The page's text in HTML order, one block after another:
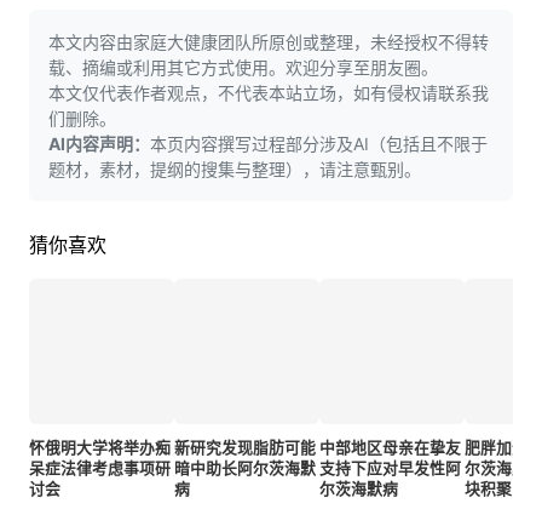
本文内容由家庭大健康团队所原创或整理，未经授权不得转
载、摘编或利用其它方式使用。欢迎分享至朋友圈。
本文仅代表作者观点，不代表本站立场，如有侵权请联系我
们删除。
AI内容声明： 本页内容撰写过程部分涉及AI（包括且不限于
题材，素材，提纲的搜集与整理），请注意甄别。
猜你喜欢
怀俄明大学将举办痴
呆症法律考虑事项研
讨会
新研究发现脂肪可能
暗中助长阿尔茨海默
病
中部地区母亲在挚友
支持下应对早发性阿
尔茨海默病
肥胖加速
尔茨海默
块积聚